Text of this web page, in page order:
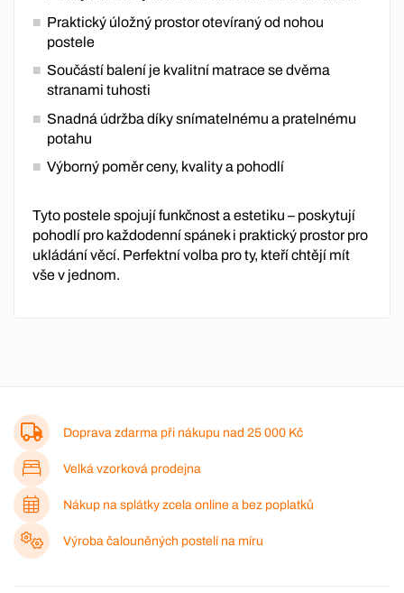
Praktický úložný prostor otevíraný od nohou
postele
Součástí balení je kvalitní matrace se dvěma
stranami tuhosti
Snadná údržba díky snímatelnému a pratelnému
potahu
Výborný poměr ceny, kvality a pohodlí
Tyto postele spojují funkčnost a estetiku – poskytují
pohodlí pro každodenní spánek i praktický prostor pro
ukládání věcí. Perfektní volba pro ty, kteří chtějí mít
vše v jednom.
Doprava zdarma při nákupu nad 25 000 Kč
Velká vzorková prodejna
Nákup na splátky zcela online a bez poplatků
Výroba čalouněných postelí na míru